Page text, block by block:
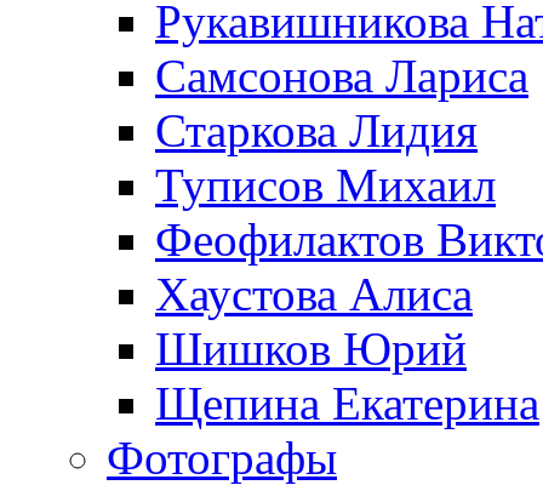
Рукавишникова
Самсонова Лариса
Старкова Лидия
Туписов Михаил
Феофилактов
Хаустова Алиса
Шишков Юрий
Щепина Екатерина
Фотографы